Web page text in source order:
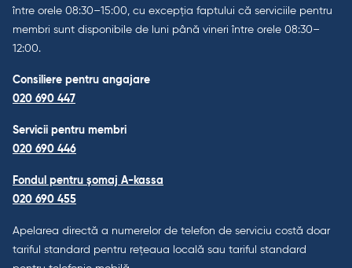
între orele 08:30–15:00, cu excepția faptului că serviciile pentru
membri sunt disponibile de luni până vineri între orele 08:30–
12:00.
Consiliere pentru angajare
020 690 447
Servicii pentru membri
020 690 446
Fondul pentru șomaj A-kassa
020 690 455
Apelarea directă a numerelor de telefon de serviciu costă doar
tariful standard pentru rețeaua locală sau tariful standard